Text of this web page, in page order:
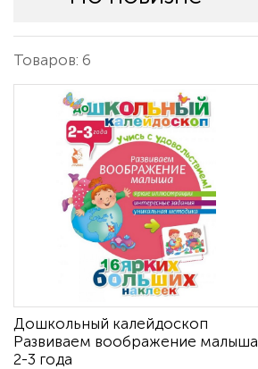
Товаров: 6
Дошкольный калейдоскоп
Развиваем воображение малыша
2-3 года